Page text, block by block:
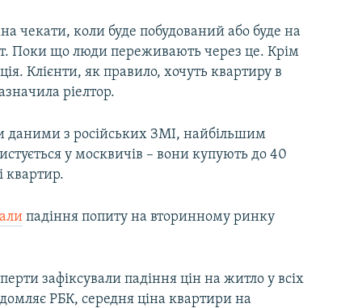
чекати, коли буде побудований або буде на
Поки що люди переживають через це. Крім
Клієнти, як правило, хочуть квартиру в
ріелтор.
даними з російських ЗМІ, найбільшим
у москвичів – вони купують до 40
квартир.
падіння попиту на вторинному ринку
зафіксували падіння цін на житло у всіх
РБК, середня ціна квартири на